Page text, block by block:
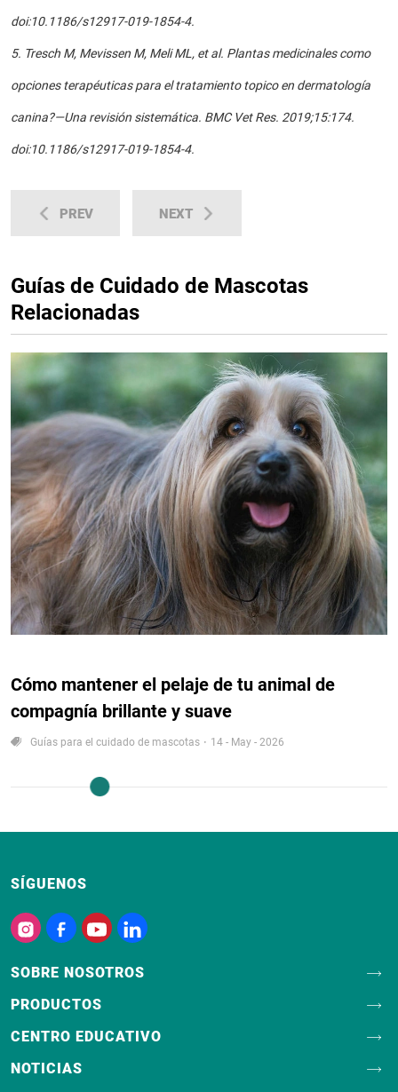
doi:10.1186/s12917-019-1854-4.
5. Tresch M, Mevissen M, Meli ML, et al. Plantas medicinales como
opciones terapéuticas para el tratamiento topico en dermatología
canina?—Una revisión sistemática. BMC Vet Res. 2019;15:174.
doi:10.1186/s12917-019-1854-4.
PREV NEXT
Guías de Cuidado de Mascotas
Relacionadas
Cómo mantener el pelaje de tu animal de
compagnía brillante y suave
Guías para el cuidado de mascotas 14 - May - 2026
SÍGUENOS
SOBRE NOSOTROS
PRODUCTOS
CENTRO EDUCATIVO
NOTICIAS